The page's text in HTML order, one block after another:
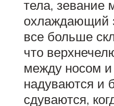
тела, зевание
охлаждающий
все больше
что
между носом
надуваются и
сдуваются,